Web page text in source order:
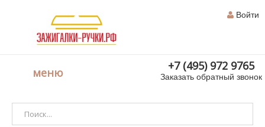
Войти
меню +7 (495) 972 9765
Заказать обратный звонок